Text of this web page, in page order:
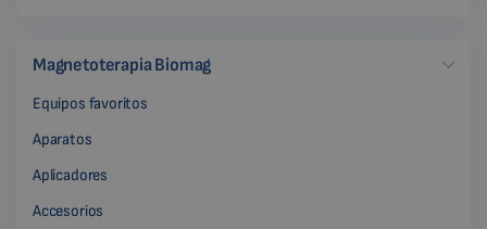
Magnetoterapia Biomag
Equipos favoritos
Aparatos
Aplicadores
Accesorios